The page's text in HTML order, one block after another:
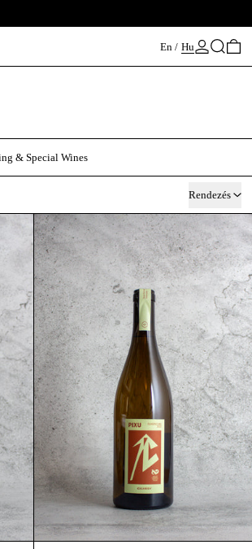
En / Hu Keresés
& Special Wines
Rendezés
2024 | Bio Pixu Olaszrizling 2024 |